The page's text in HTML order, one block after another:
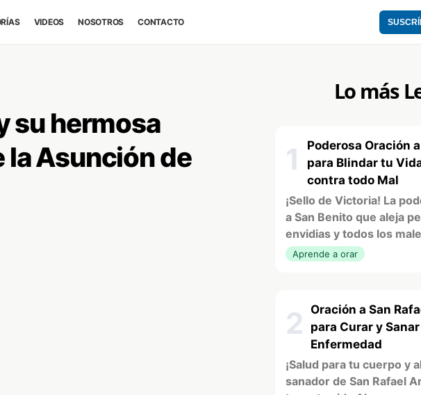
VIDEOS NOSOTROS CONTACTO
su hermosa
Asunción de
Lo más
1
Poderosa Oración
para Blindar tu
contra todo Mal
¡Sello de Victoria! La
a San Benito que aleja
envidias y todos los
Aprende a orar
2 Oración a San
para Curar y
Enfermedad
¡Salud para tu cuerpo y
sanador de San Rafael